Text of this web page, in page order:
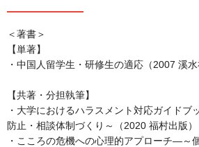
＜著書＞
【単著】
・中国人留学生・研修生の適応（2007 溪水
【共著・分担執筆】
・大学におけるハラスメント対応ガイドブ
防止・相談体制づくり～（2020 福村出版）
・こころの危機への心理的アプローチ―～